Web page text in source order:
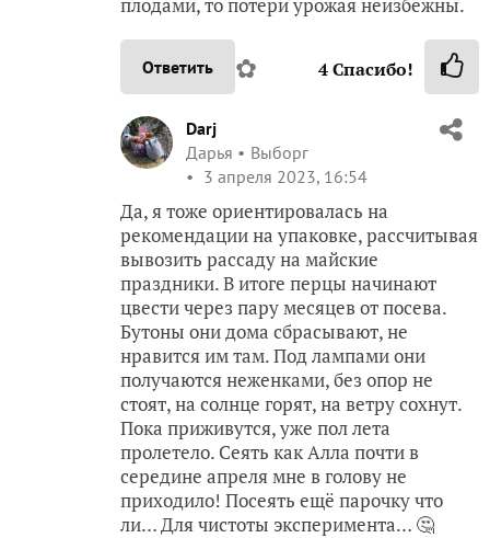
Ответить ✿ 4Спасибо!
Darj
Дарья
Выборг
3 апреля 2023, 16:54
Да, я тоже ориентировалась на
рекомендации на упаковке, рассчитывая
вывозить рассаду на майские
праздники. В итоге перцы начинают
цвести через пару месяцев от посева.
Бутоны они дома сбрасывают, не
нравится им там. Под лампами они
получаются неженками, без опор не
стоят, на солнце горят, на ветру сохнут.
Пока приживутся, уже пол лета
пролетело. Сеять как Алла почти в
середине апреля мне в голову не
приходило! Посеять ещё парочку что
ли… Для чистоты эксперимента… 🤔